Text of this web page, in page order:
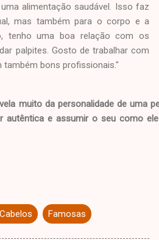
alimentação saudável. Isso faz
mas também para o corpo e a
tenho uma boa relação com os
palpites. Gosto de trabalhar com
também bons profissionais."
muito da personalidade de uma
autêntica e assumir o seu como
Famosas